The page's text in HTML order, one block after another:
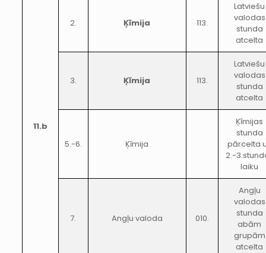
11.b
2. Ķīmija 113.
Latviešu
valodas
stunda
atcelta
3. Ķīmija 113.
Latviešu
valodas
stunda
atcelta
5.-6. Ķīmija
Ķīmijas
stunda
pārcelta
2.-
laiku
7. Angļu valoda 010.
Angļu
valodas
stunda
abām
grupām
atcelta